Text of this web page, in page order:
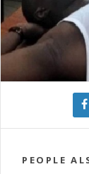
PEOPLE